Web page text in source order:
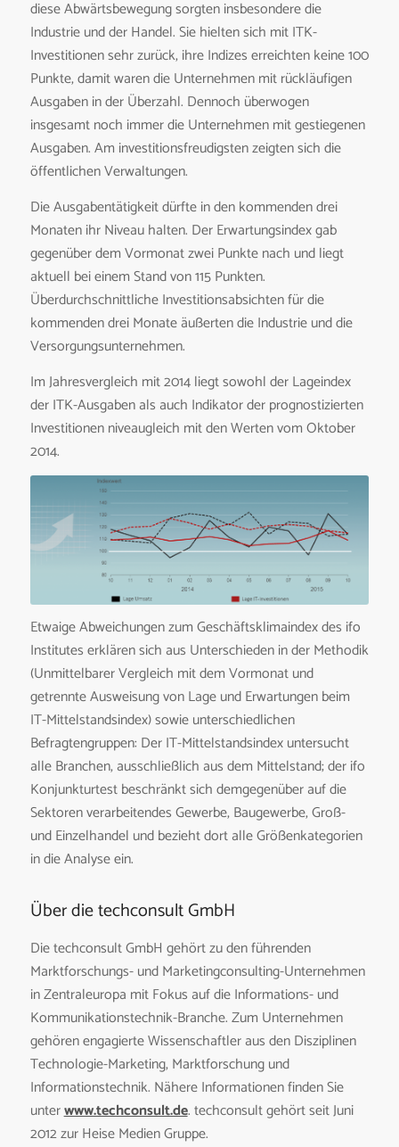
diese Abwärtsbewegung sorgten insbesondere die
Industrie und der Handel. Sie hielten sich mit ITK-
Investitionen sehr zurück, ihre Indizes erreichten keine 100
Punkte, damit waren die Unternehmen mit rückläufigen
Ausgaben in der Überzahl. Dennoch überwogen
insgesamt noch immer die Unternehmen mit gestiegenen
Ausgaben. Am investitionsfreudigsten zeigten sich die
öffentlichen Verwaltungen.
Die Ausgabentätigkeit dürfte in den kommenden drei
Monaten ihr Niveau halten. Der Erwartungsindex gab
gegenüber dem Vormonat zwei Punkte nach und liegt
aktuell bei einem Stand von 115 Punkten.
Überdurchschnittliche Investitionsabsichten für die
kommenden drei Monate äußerten die Industrie und die
Versorgungsunternehmen.
Im Jahresvergleich mit 2014 liegt sowohl der Lageindex
der ITK-Ausgaben als auch Indikator der prognostizierten
Investitionen niveaugleich mit den Werten vom Oktober
2014.
Etwaige Abweichungen zum Geschäftsklimaindex des ifo
Institutes erklären sich aus Unterschieden in der Methodik
(Unmittelbarer Vergleich mit dem Vormonat und
getrennte Ausweisung von Lage und Erwartungen beim
IT-Mittelstandsindex) sowie unterschiedlichen
Befragtengruppen: Der IT-Mittelstandsindex untersucht
alle Branchen, ausschließlich aus dem Mittelstand; der ifo
Konjunkturtest beschränkt sich demgegenüber auf die
Sektoren verarbeitendes Gewerbe, Baugewerbe, Groß-
und Einzelhandel und bezieht dort alle Größenkategorien
in die Analyse ein.
Über die techconsult GmbH
Die techconsult GmbH gehört zu den führenden
Marktforschungs- und Marketingconsulting-Unternehmen
in Zentraleuropa mit Fokus auf die Informations- und
Kommunikationstechnik-Branche. Zum Unternehmen
gehören engagierte Wissenschaftler aus den Disziplinen
Technologie-Marketing, Marktforschung und
Informationstechnik. Nähere Informationen finden Sie
unterwww.techconsult.de. techconsult gehört seit Juni
2012 zur Heise Medien Gruppe.